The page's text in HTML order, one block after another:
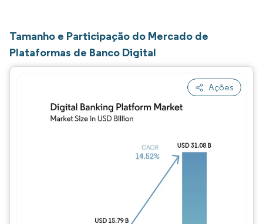
Tamanho e Participação do Mercado de
Plataformas de Banco Digital
Ações
Imagem © Mordor Intelligence. O reuso